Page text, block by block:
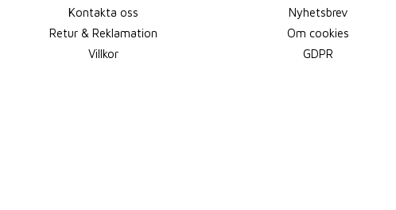
Kontakta oss
Retur & Reklamation
Villkor
Nyhetsbrev
Om cookies
GDPR